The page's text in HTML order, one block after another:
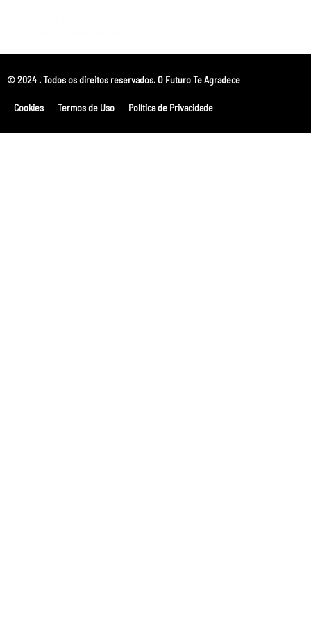
© 2024 . Todos os direitos reservados. O Futuro Te Agradece
Cookies Termos de Uso Política de Privacidade